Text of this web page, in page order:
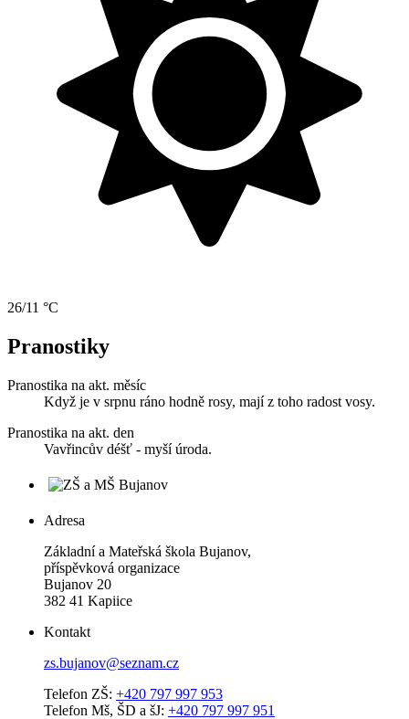
26/11 °C
Pranostiky
Pranostika na akt. měsíc
Když je v srpnu ráno hodně rosy, mají z toho radost vosy.
Pranostika na akt. den
Vavřincův déšť - myší úroda.
Adresa
Základní a Mateřská škola Bujanov,
příspěvková organizace
Bujanov 20
382 41 Kapiice
Kontakt
zs.bujanov@seznam.cz
Telefon ZŠ: +420 797 997 953
Telefon Mš, ŠD a šJ: +420 797 997 951